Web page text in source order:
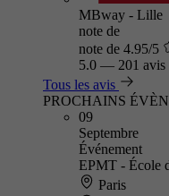
MBway - Lille
note de
note de 4.95/5
5.0 — 201 avis
Tous les avis
PROCHAINS
09
Septembre
Événement
EPMT - École
Paris